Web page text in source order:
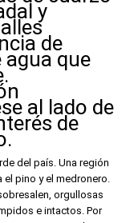
y
de
que
al lado de
de
del país. Una región
pino y el medronero.
orgullosas
e intactos. Por